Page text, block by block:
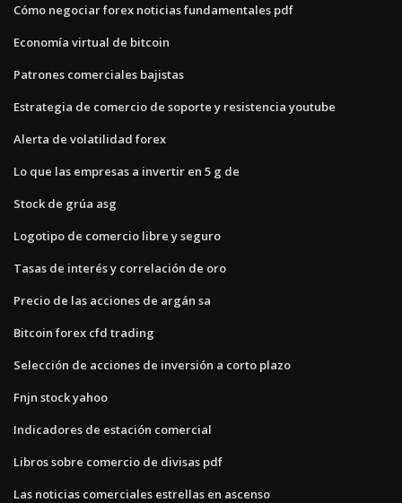
Cómo negociar forex noticias fundamentales pdf
Economía virtual de bitcoin
Patrones comerciales bajistas
Estrategia de comercio de soporte y resistencia youtube
Alerta de volatilidad forex
Lo que las empresas a invertir en 5 g de
Stock de grúa asg
Logotipo de comercio libre y seguro
Tasas de interés y correlación de oro
Precio de las acciones de argán sa
Bitcoin forex cfd trading
Selección de acciones de inversión a corto plazo
Fnjn stock yahoo
Indicadores de estación comercial
Libros sobre comercio de divisas pdf
Las noticias comerciales estrellas en ascenso